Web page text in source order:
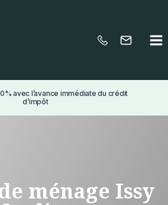
avec l’avance immédiate du crédit
d’impôt
ménage Issy